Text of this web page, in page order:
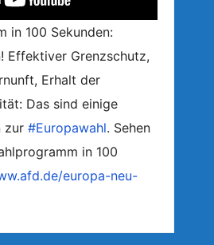
in 100 Sekunden:
Effektiver Grenzschutz,
Erhalt der
Das sind einige
zur#Europawahl. Sehen
in 100
europa-neu-